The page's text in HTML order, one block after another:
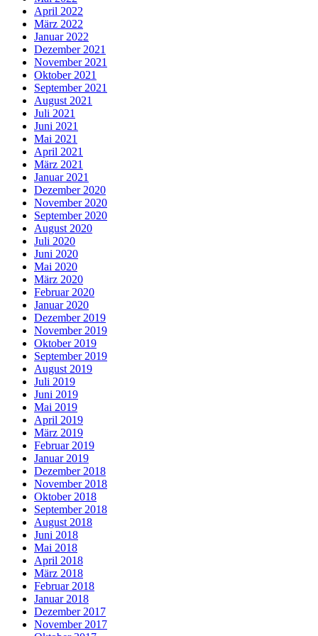
April 2022
März 2022
Januar 2022
Dezember 2021
November 2021
Oktober 2021
September 2021
August 2021
Juli 2021
Juni 2021
Mai 2021
April 2021
März 2021
Januar 2021
Dezember 2020
November 2020
September 2020
August 2020
Juli 2020
Juni 2020
Mai 2020
März 2020
Februar 2020
Januar 2020
Dezember 2019
November 2019
Oktober 2019
September 2019
August 2019
Juli 2019
Juni 2019
Mai 2019
April 2019
März 2019
Februar 2019
Januar 2019
Dezember 2018
November 2018
Oktober 2018
September 2018
August 2018
Juni 2018
Mai 2018
April 2018
März 2018
Februar 2018
Januar 2018
Dezember 2017
November 2017